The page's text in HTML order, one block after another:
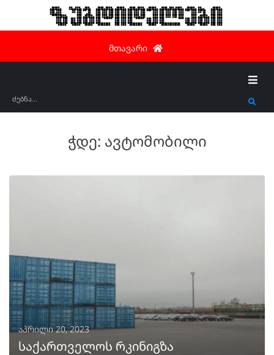
ზუგდიდელები
მთავარი
ჭდე: ავტომობილი
აპრილი 20, 2023
საქართველოს რკინიგზა